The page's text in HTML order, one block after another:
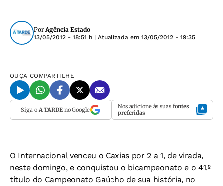
PorAgência Estado
13/05/2012 - 18:51 h | Atualizada em 13/05/2012 - 19:35
OUÇA COMPARTILHE
Siga o A TARDEno Google Nos adicione às suas fontes
preferidas
O Internacional venceu o Caxias por 2 a 1, de virada,
neste domingo, e conquistou o bicampeonato e o 41.º
título do Campeonato Gaúcho de sua história, no